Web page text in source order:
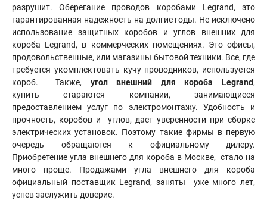
разрушит. Оберегание проводов коробами Legrand, это
гарантированная надежность на долгие годы. Не исключено
использование защитных коробов и углов внешних для
короба Legrand, в коммерческих помещениях. Это офисы,
продовольственные, или магазины бытовой техники. Все, где
требуется укомплектовать кучу проводников, используется
короб. Также, угол внешний для короба Legrand,
купить стараются компании, занимающиеся
предоставлением услуг по электромонтажу. Удобность и
прочность, коробов и углов, дает уверенности при сборке
электрических установок. Поэтому такие фирмы в первую
очередь обращаются к официальному дилеру.
Приобретение угла внешнего для короба в Москве, стало на
много проще. Продажами угла внешнего для короба
официальный поставщик Legrand, заняты уже много лет,
успев заслужить доверие.